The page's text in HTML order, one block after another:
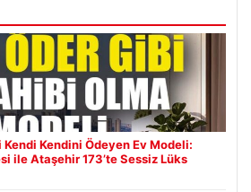
Kendi Kendini Ödeyen Ev Modeli:
ile Ataşehir 173’te Sessiz Lüks